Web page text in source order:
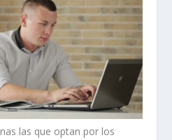
las que optan por los